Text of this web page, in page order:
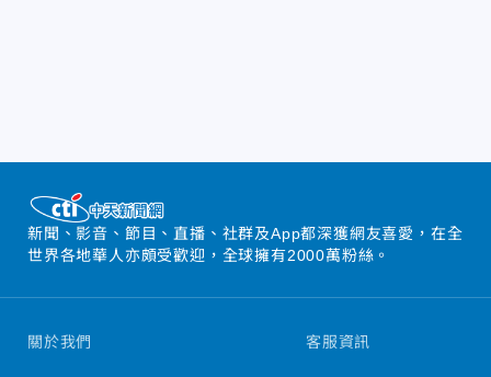
新聞、影音、節目、直播、社群及App都深獲網友喜愛，在全
世界各地華人亦頗受歡迎，全球擁有2000萬粉絲。
關於我們 客服資訊